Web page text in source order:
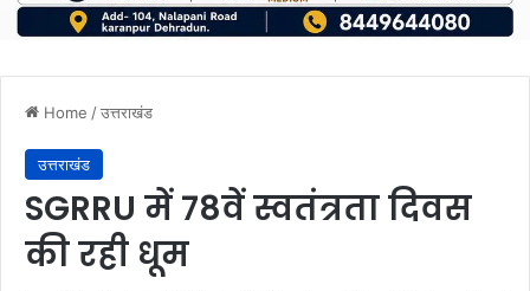
Home /उत्तराखंड
उत्तराखंड
SGRRU में 78वें स्वतंत्रता दिवस
की रही धूम